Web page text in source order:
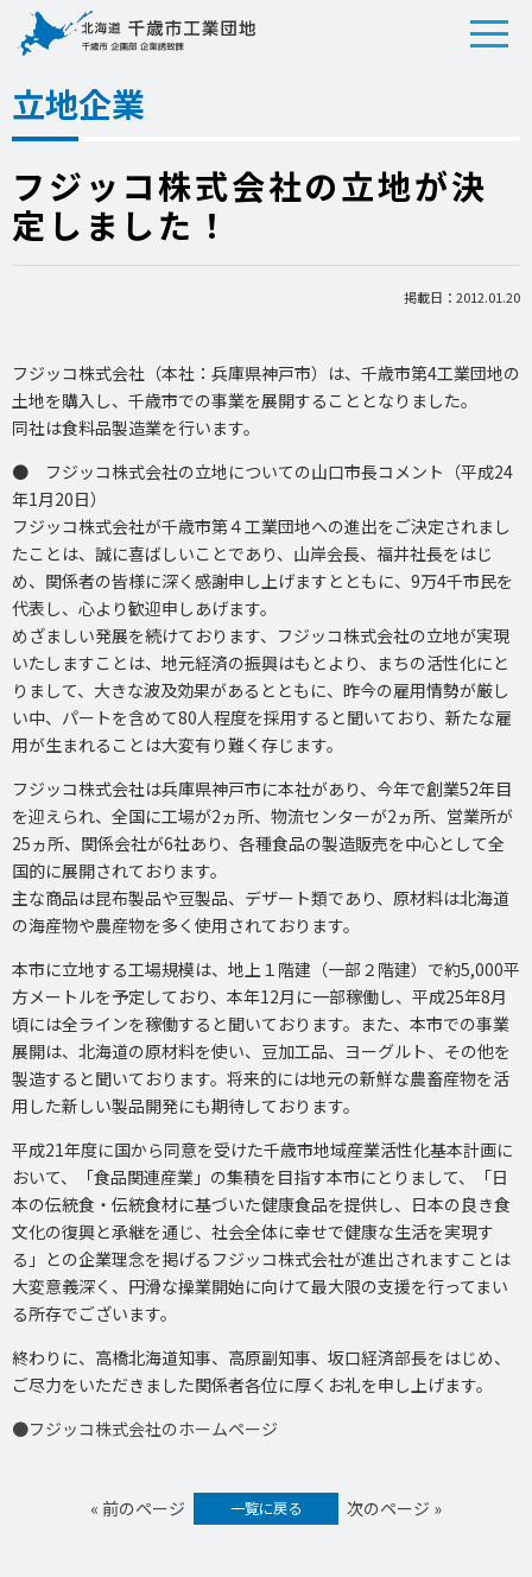
立地企業
フジッコ株式会社の立地が決
定しました！
掲載日：2012.01.20
フジッコ株式会社（本社：兵庫県神戸市）は、千歳市第4工業団地の
土地を購入し、千歳市での事業を展開することとなりました。
同社は食料品製造業を行います。
● フジッコ株式会社の立地についての山口市長コメント（平成24
年1月20日）
フジッコ株式会社が千歳市第４工業団地への進出をご決定されまし
たことは、誠に喜ばしいことであり、山岸会長、福井社長をはじ
め、関係者の皆様に深く感謝申し上げますとともに、9万4千市民を
代表し、心より歓迎申しあげます。
めざましい発展を続けております、フジッコ株式会社の立地が実現
いたしますことは、地元経済の振興はもとより、まちの活性化にと
りまして、大きな波及効果があるとともに、昨今の雇用情勢が厳し
い中、パートを含めて80人程度を採用すると聞いており、新たな雇
用が生まれることは大変有り難く存じます。
フジッコ株式会社は兵庫県神戸市に本社があり、今年で創業52年目
を迎えられ、全国に工場が2ヵ所、物流センターが2ヵ所、営業所が
25ヵ所、関係会社が6社あり、各種食品の製造販売を中心として全
国的に展開されております。
主な商品は昆布製品や豆製品、デザート類であり、原材料は北海道
の海産物や農産物を多く使用されております。
本市に立地する工場規模は、地上１階建（一部２階建）で約5,000平
方メートルを予定しており、本年12月に一部稼働し、平成25年8月
頃には全ラインを稼働すると聞いております。また、本市での事業
展開は、北海道の原材料を使い、豆加工品、ヨーグルト、その他を
製造すると聞いております。将来的には地元の新鮮な農畜産物を活
用した新しい製品開発にも期待しております。
平成21年度に国から同意を受けた千歳市地域産業活性化基本計画に
おいて、「食品関連産業」の集積を目指す本市にとりまして、「日
本の伝統食・伝統食材に基づいた健康食品を提供し、日本の良き食
文化の復興と承継を通じ、社会全体に幸せで健康な生活を実現す
る」との企業理念を掲げるフジッコ株式会社が進出されますことは
大変意義深く、円滑な操業開始に向けて最大限の支援を行ってまい
る所存でございます。
終わりに、高橋北海道知事、高原副知事、坂口経済部長をはじめ、
ご尽力をいただきました関係者各位に厚くお礼を申し上げます。
●フジッコ株式会社のホームページ
« 前のページ 一覧に戻る 次のページ »